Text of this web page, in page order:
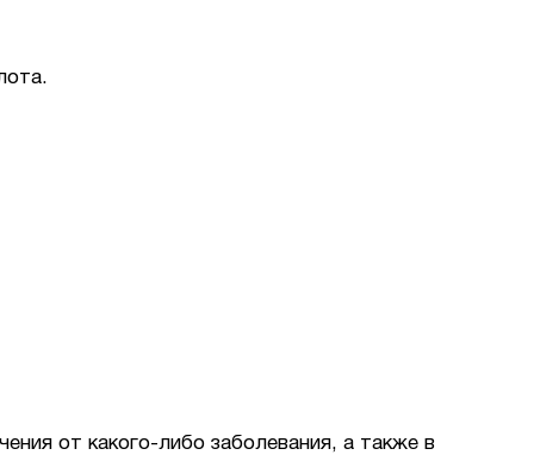
от какого-либо заболевания, а также в